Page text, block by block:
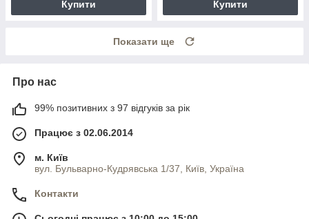
Купити Купити
Показати ще
Про нас
99% позитивних з 97 відгуків за рік
Працює з 02.06.2014
м. Київ
вул. Бульварно-Кудрявська 1/37, Київ, Україна
Контакти